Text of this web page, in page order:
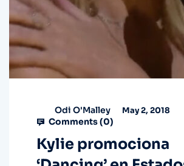
Odi O'Malley May 2, 2018
Comments (0)
Kylie promociona